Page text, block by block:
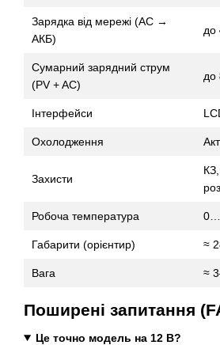
Зарядка від мережі (AC →
АКБ)
до
Сумарний зарядний струм
(PV + AC)
до
Інтерфейси
Охолодження
Захисти
Робоча температура
Габарити (орієнтир) ≈
Вага ≈
Поширені запитання
Це точно модель на 12 В?